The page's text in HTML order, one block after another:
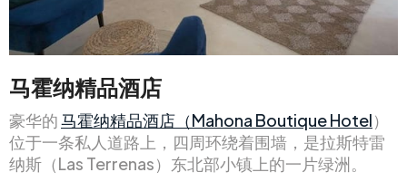
马霍纳精品酒店
豪华的马霍纳精品酒店（Mahona Boutique Hotel）
位于一条私人道路上，四周环绕着围墙，是拉斯特雷
纳斯（Las Terrenas）东北部小镇上的一片绿洲。